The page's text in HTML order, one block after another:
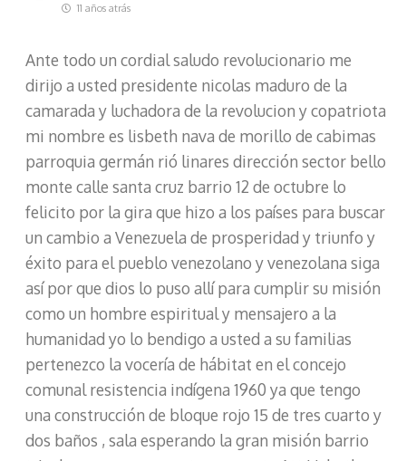
11 años atrás
Ante todo un cordial saludo revolucionario me
dirijo a usted presidente nicolas maduro de la
camarada y luchadora de la revolucion y copatriota
mi nombre es lisbeth nava de morillo de cabimas
parroquia germán rió linares dirección sector bello
monte calle santa cruz barrio 12 de octubre lo
felicito por la gira que hizo a los países para buscar
un cambio a Venezuela de prosperidad y triunfo y
éxito para el pueblo venezolano y venezolana siga
así por que dios lo puso allí para cumplir su misión
como un hombre espiritual y mensajero a la
humanidad yo lo bendigo a usted a su familias
pertenezco la vocería de hábitat en el concejo
comunal resistencia indígena 1960 ya que tengo
una construcción de bloque rojo 15 de tres cuarto y
dos baños , sala esperando la gran misión barrio